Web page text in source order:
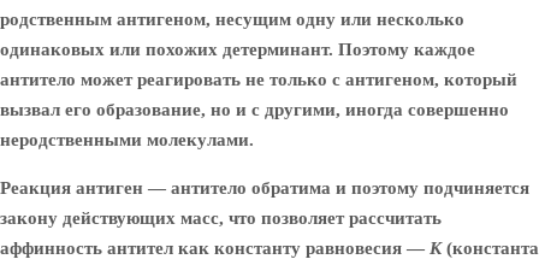
родственным антигеном, несущим одну или несколько
одинаковых или похожих детерминант. Поэтому каждое
антитело может реагировать не только с антигеном, который
вызвал его образование, но и с другими, иногда совершенно
неродственными молекулами.
Реакция антиген — антитело обратима и поэтому подчиняется
закону действующих масс, что позволяет рассчитать
аффинность антител как константу равновесия — К(константа